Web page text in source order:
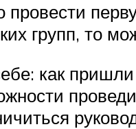
групп, то
как